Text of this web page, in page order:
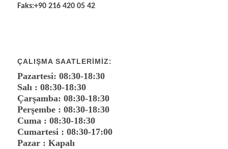
Faks:+90 216 420 05 42
ÇALIŞMA SAATLERIMIZ:
Pazartesi: 08:30-18:30
Salı : 08:30-18:30
Çarşamba: 08:30-18:30
Perşembe : 08:30-18:30
Cuma : 08:30-18:30
Cumartesi : 08:30-17:00
Pazar : Kapalı